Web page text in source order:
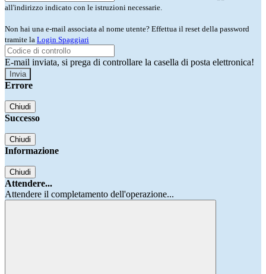
all'indirizzo indicato con le istruzioni necessarie.
Non hai una e-mail associata al nome utente? Effettua il reset della password
tramite la Login Spaggiari
E-mail inviata, si prega di controllare la casella di posta elettronica!
Errore
Chiudi
Successo
Chiudi
Informazione
Chiudi
Attendere...
Attendere il completamento dell'operazione...